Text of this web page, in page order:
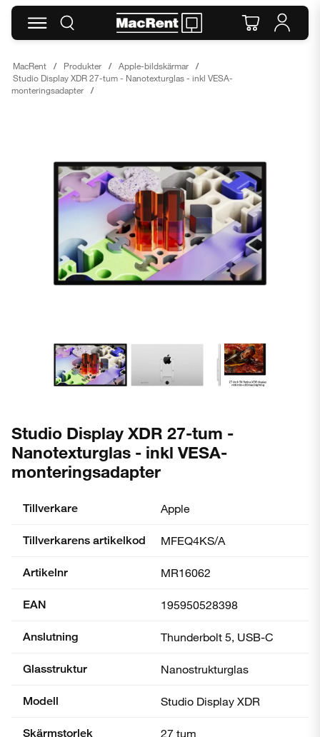
MacRent Produkter
Apple-bildskärmar
Studio Display XDR 27-tum - Nanotexturglas - inkl VESA-
monteringsadapter
Studio Display XDR 27-tum -
Nanotexturglas - inkl VESA-
monteringsadapter
Tillverkare Apple
Tillverkarens artikelkod MFEQ4KS/A
Artikelnr MR16062
EAN 195950528398
Anslutning Thunderbolt 5, USB-C
Glasstruktur Nanostrukturglas
Modell Studio Display XDR
Skärmstorlek 27 tum